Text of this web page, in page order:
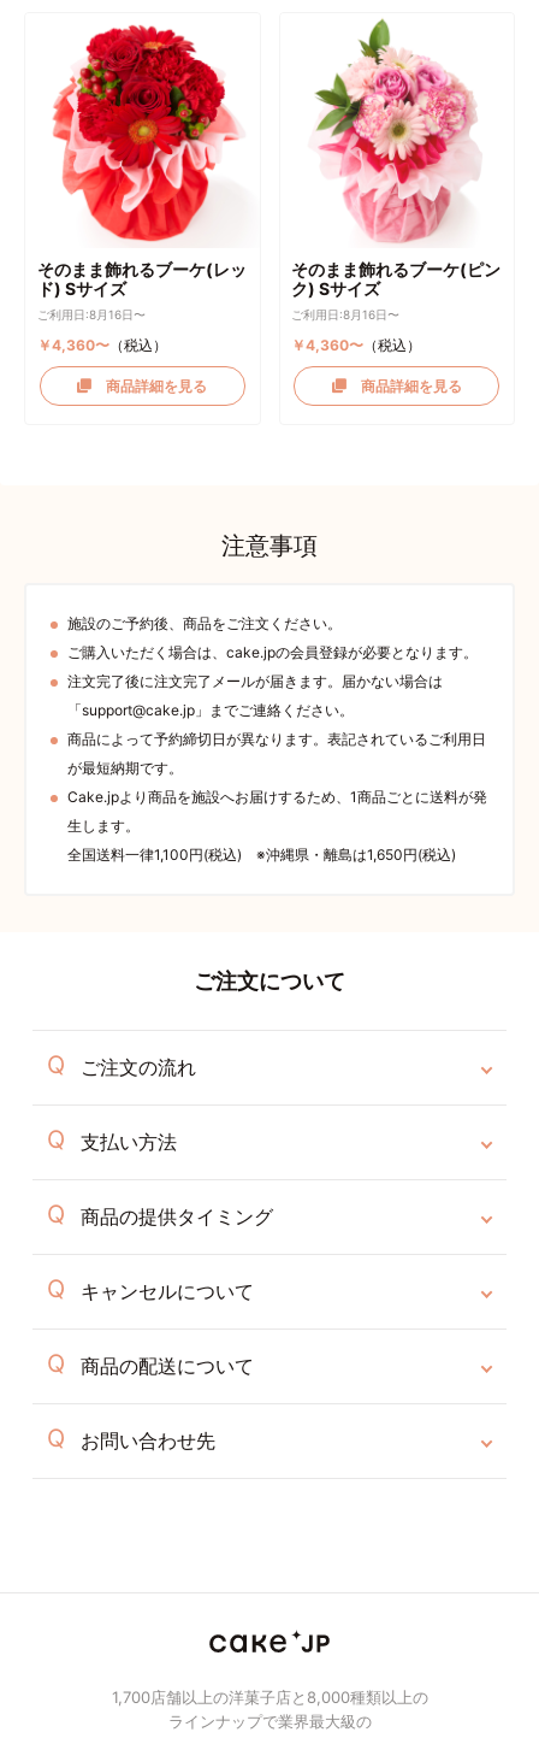
そのまま飾れるブーケ(レッ
ド) Sサイズ
ご利用日:8月16日〜
￥4,360〜（税込）
商品詳細を見る
そのまま飾れるブーケ(ピン
ク) Sサイズ
ご利用日:8月16日〜
￥4,360〜 （税込）
商品詳細を見る
注意事項
施設のご予約後、商品をご注文ください。
ご購入いただく場合は、cake.jpの会員登録が必要となります。
注文完了後に注文完了メールが届きます。届かない場合は
「support@cake.jp」までご連絡ください。
商品によって予約締切日が異なります。表記されているご利用日
が最短納期です。
Cake.jpより商品を施設へお届けするため、1商品ごとに送料が発
生します。
全国送料一律1,100円(税込) ※沖縄県・離島は1,650円(税込)
ご注文について
ご注文の流れ
支払い方法
商品の提供タイミング
キャンセルについて
商品の配送について
お問い合わせ先
1,700店舗以上の洋菓子店と8,000種類以上の
ラインナップで業界最大級の